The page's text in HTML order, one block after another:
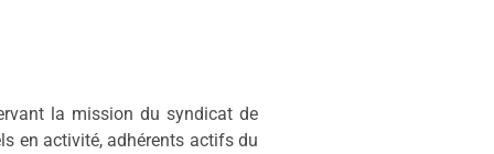
la mission du syndicat de
en activité, adhérents actifs du